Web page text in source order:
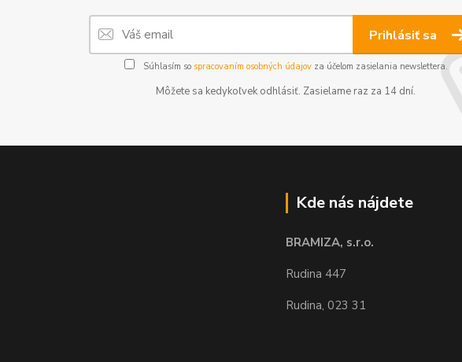
Prihlásiť sa
Súhlasím so spracovaním osobných údajovza účelom zasielania newslettera.
Môžete sa kedykoľvek odhlásiť. Zasielame raz za 14 dní.
Kde nás nájdete
BRAMIZA, s.r.o.
Rudina 447
Rudina, 023 31